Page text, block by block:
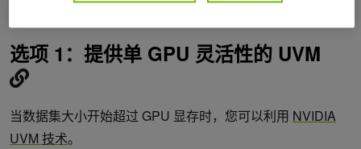
选项 1：提供单 GPU 灵活性的 UVM
当数据集大小开始超过 GPU 显存时，您可以利用 NVIDIA
UVM 技术。